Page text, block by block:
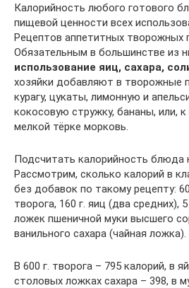
Калорийность любого готового
пищевой ценности всех
Рецептов аппетитных творожных
Обязательным в большинстве из
использование яиц, сахара,
хозяйки добавляют в творожные
курагу, цукаты, лимонную и
кокосовую стружку, бананы, или, к
мелкой тёрке морковь.
Подсчитать калорийность блюда
Рассмотрим, сколько калорий в
без добавок по такому рецепту:
творога, 160 г. яиц (два средних),
ложек пшеничной муки высшего
ванильного сахара (чайная ложка).
В 600 г. творога – 795 калорий, в
столовых ложках сахара – 398, в